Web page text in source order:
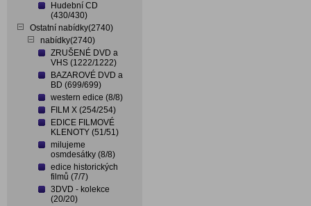
Hudební CD
(430/430)
Ostatní nabídky(2740)
nabídky(2740)
ZRUŠENÉ DVD a
VHS (1222/1222)
BAZAROVÉ DVD a
BD (699/699)
western edice (8/8)
FILM X (254/254)
EDICE FILMOVÉ
KLENOTY (51/51)
milujeme
osmdesátky (8/8)
edice historických
filmů (7/7)
3DVD - kolekce
(20/20)